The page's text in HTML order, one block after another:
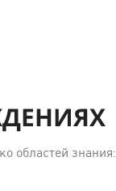
областей знания: